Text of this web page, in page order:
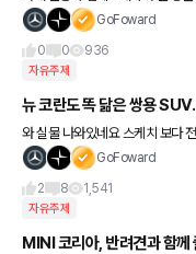
다. 전년 동기 대비 112.2% 증가한 수치다. 4일 각사 실적자료에 따르
GoFoward
0
0 936
자유주제
뉴 코란도 똑 닮은 쌍용
와 실물 나와있네요 스케치 보다
GoFoward
2
8 1,541
자유주제
MINI 코리아, 반려견과 함